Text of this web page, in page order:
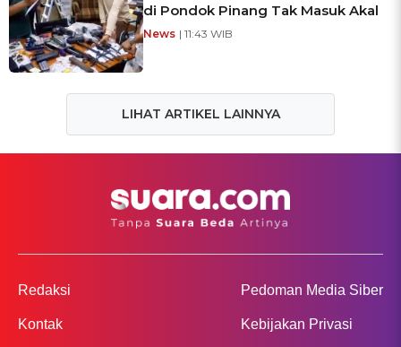
di Pondok Pinang Tak Masuk Akal
News | 11:43 WIB
LIHAT ARTIKEL LAINNYA
Redaksi
Kontak
Pedoman Media Siber
Kebijakan Privasi